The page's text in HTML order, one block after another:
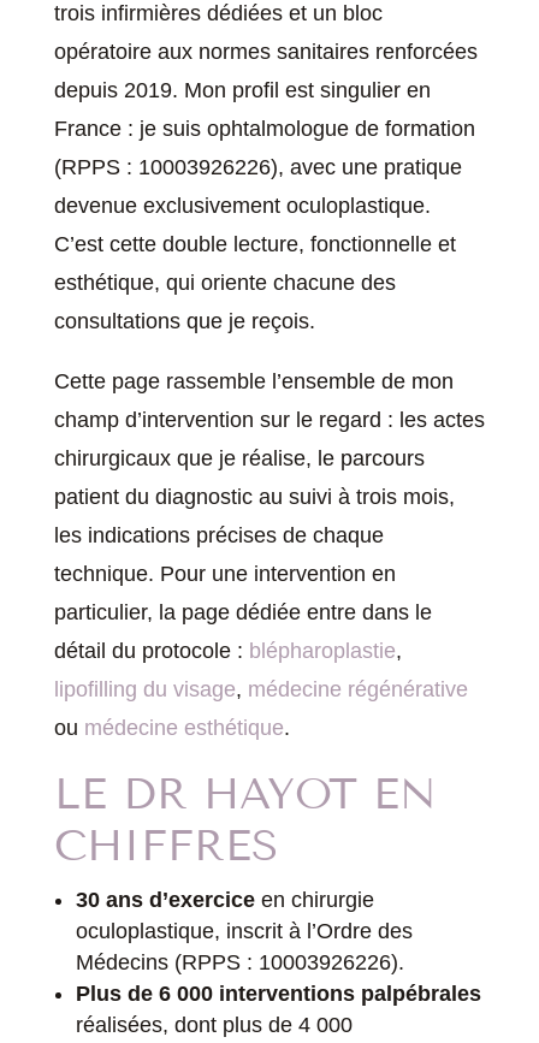
trois infirmières dédiées et un bloc
opératoire aux normes sanitaires renforcées
depuis 2019. Mon profil est singulier en
France : je suis ophtalmologue de formation
(RPPS : 10003926226), avec une pratique
devenue exclusivement oculoplastique.
C’est cette double lecture, fonctionnelle et
esthétique, qui oriente chacune des
consultations que je reçois.
Cette page rassemble l’ensemble de mon
champ d’intervention sur le regard : les actes
chirurgicaux que je réalise, le parcours
patient du diagnostic au suivi à trois mois,
les indications précises de chaque
technique. Pour une intervention en
particulier, la page dédiée entre dans le
détail du protocole : blépharoplastie,
lipofilling du visage, médecine régénérative
ou médecine esthétique.
LE DR HAYOT EN
CHIFFRES
30 ans d’exerciceen chirurgie
oculoplastique, inscrit à l’Ordre des
Médecins (RPPS : 10003926226).
Plus de 6 000 interventions palpébrales
réalisées, dont plus de 4 000